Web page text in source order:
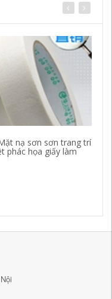
nạ sơn sơn trang trí
phác họa giấy làm